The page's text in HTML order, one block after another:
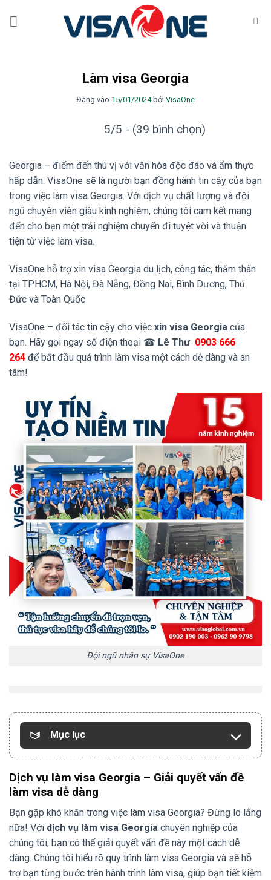
Làm visa Georgia
Đăng vào 15/01/2024 bởi VisaOne
5/5 - (39 bình chọn)
Georgia – điểm đến thú vị với văn hóa độc đáo và ẩm thực
hấp dẫn. VisaOne sẽ là người bạn đồng hành tin cậy của bạn
trong việc làm visa Georgia. Với dịch vụ chất lượng và đội
ngũ chuyên viên giàu kinh nghiệm, chúng tôi cam kết mang
đến cho bạn một trải nghiệm chuyến đi tuyệt vời và thuận
tiện từ việc làm visa.
VisaOne hỗ trợ xin visa Georgia du lịch, công tác, thăm thân
tại TPHCM, Hà Nội, Đà Nẵng, Đồng Nai, Bình Dương, Thủ
Đức và Toàn Quốc
VisaOne – đối tác tin cậy cho việc xin visa Georgia của
bạn. Hãy gọi ngay số điện thoại ☎ Lê Thư 0903 666
264 để bắt đầu quá trình làm visa một cách dễ dàng và an
tâm!
Đội ngũ nhân sự VisaOne
Mục lục
Dịch vụ làm visa Georgia – Giải quyết vấn đề
làm visa dễ dàng
Bạn gặp khó khăn trong việc làm visa Georgia? Đừng lo lắng
nữa! Với dịch vụ làm visa Georgia chuyên nghiệp của
chúng tôi, bạn có thể giải quyết vấn đề này một cách dễ
dàng. Chúng tôi hiểu rõ quy trình làm visa Georgia và sẽ hỗ
trợ bạn từng bước trên hành trình làm visa, giúp bạn tiết kiệm